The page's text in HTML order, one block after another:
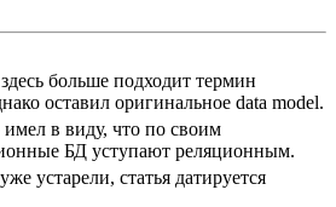
больше подходит термин
оставил оригинальное data model.
в виду, что по своим
БД уступают реляционным.
устарели, статья датируется